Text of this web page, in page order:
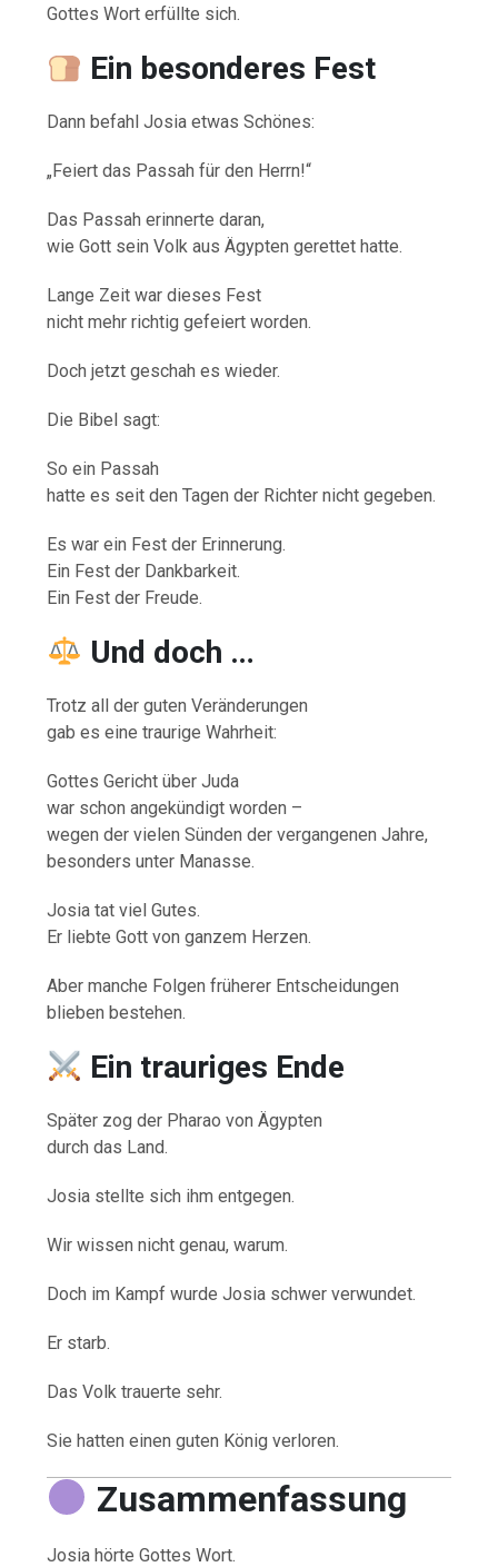
Gottes Wort erfüllte sich.
Ein besonderes Fest
Dann befahl Josia etwas Schönes:
„Feiert das Passah für den Herrn!“
Das Passah erinnerte daran,
wie Gott sein Volk aus Ägypten gerettet hatte.
Lange Zeit war dieses Fest
nicht mehr richtig gefeiert worden.
Doch jetzt geschah es wieder.
Die Bibel sagt:
So ein Passah
hatte es seit den Tagen der Richter nicht gegeben.
Es war ein Fest der Erinnerung.
Ein Fest der Dankbarkeit.
Ein Fest der Freude.
Und doch …
Trotz all der guten Veränderungen
gab es eine traurige Wahrheit:
Gottes Gericht über Juda
war schon angekündigt worden –
wegen der vielen Sünden der vergangenen Jahre,
besonders unter Manasse.
Josia tat viel Gutes.
Er liebte Gott von ganzem Herzen.
Aber manche Folgen früherer Entscheidungen
blieben bestehen.
Ein trauriges Ende
Später zog der Pharao von Ägypten
durch das Land.
Josia stellte sich ihm entgegen.
Wir wissen nicht genau, warum.
Doch im Kampf wurde Josia schwer verwundet.
Er starb.
Das Volk trauerte sehr.
Sie hatten einen guten König verloren.
Zusammenfassung
Josia hörte Gottes Wort.